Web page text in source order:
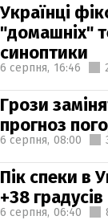
Українці
"домашніх"
синоптики
6 серпня, 16:46
Грози
прогноз
6 серпня, 08:00
Пік спеки в
+38 градусів
6 серпня, 06:40